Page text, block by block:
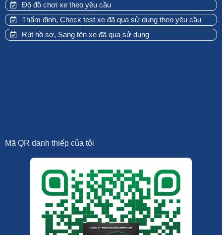
Độ đồ chơi xe theo yêu cầu
Thẩm định, Check test xe đã qua sử dụng theo yêu cầu
Rút hồ sơ, Sang tên xe đã qua sử dụng
Mã QR danh thiếp của tôi